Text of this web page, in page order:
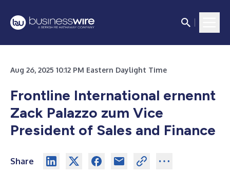
Aug 26, 2025 10:12 PM Eastern Daylight Time
Frontline International ernennt
Zack Palazzo zum Vice
President of Sales and Finance
Share